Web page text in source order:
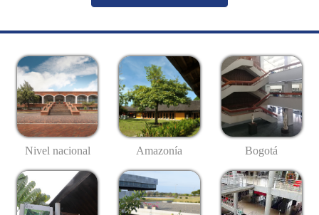
Nivel nacional Amazonía Bogotá